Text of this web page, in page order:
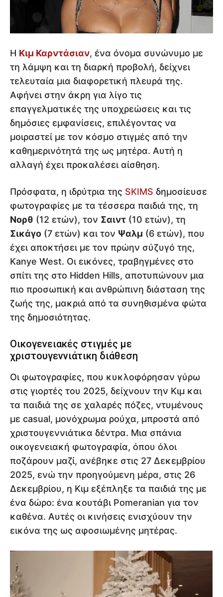
Η Κιμ Καρντάσιαν, ένα όνομα συνώνυμο με
τη λάμψη και τη διαρκή προβολή, δείχνει
τελευταία μια διαφορετική πλευρά της.
Αφήνει στην άκρη για λίγο τις
επαγγελματικές της υποχρεώσεις και τις
δημόσιες εμφανίσεις, επιλέγοντας να
μοιραστεί με τον κόσμο στιγμές από την
καθημερινότητά της ως μητέρα. Αυτή η
αλλαγή έχει προκαλέσει αίσθηση.
Πρόσφατα, η ιδρύτρια της SKIMS δημοσίευσε
φωτογραφίες με τα τέσσερα παιδιά της, τη
Νορθ (12 ετών), τον Σαιντ (10 ετών), τη
Σικάγο (7 ετών) και τον Ψαλμ (6 ετών), που
έχει αποκτήσει με τον πρώην σύζυγό της,
Kanye West. Οι εικόνες, τραβηγμένες στο
σπίτι της στο Hidden Hills, αποτυπώνουν μια
πιο προσωπική και ανθρώπινη διάσταση της
ζωής της, μακριά από τα συνηθισμένα φώτα
της δημοσιότητας.
Οικογενειακές στιγμές με
χριστουγεννιάτικη διάθεση
Οι φωτογραφίες, που κυκλοφόρησαν γύρω
στις γιορτές του 2025, δείχνουν την Κιμ και
τα παιδιά της σε χαλαρές πόζες, ντυμένους
με casual, μονόχρωμα ρούχα, μπροστά από
χριστουγεννιάτικα δέντρα. Μια σπάνια
οικογενειακή φωτογραφία, όπου όλοι
ποζάρουν μαζί, ανέβηκε στις 27 Δεκεμβρίου
2025, ενώ την προηγούμενη μέρα, στις 26
Δεκεμβρίου, η Κιμ εξέπληξε τα παιδιά της με
ένα δώρο: ένα κουτάβι Pomeranian για τον
καθένα. Αυτές οι κινήσεις ενισχύουν την
εικόνα της ως αφοσιωμένης μητέρας.